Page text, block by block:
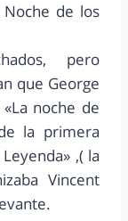
de los
pero
que George
noche de
la primera
,( la
Vincent